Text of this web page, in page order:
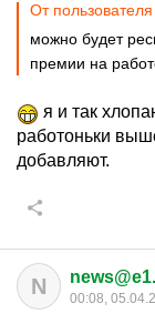
От пользователя
можно будет
премии на
я и так
работоньки
добавляют.
N 00:08,